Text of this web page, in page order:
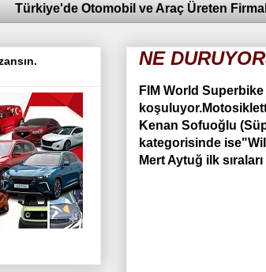
Türkiye'de Otomobil ve Araç Üreten
NE
FIM World
Kenan Sofuoğlu
kategorisinde
Mert Aytuğ ilk